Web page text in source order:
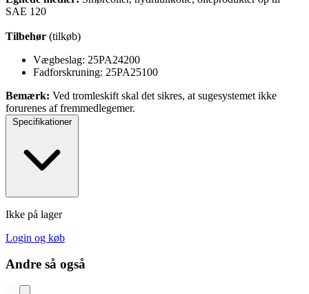
SAE 120
Tilbehør (tilkøb)
Vægbeslag: 25PA24200
Fadforskruning: 25PA25100
Bemærk: Ved tromleskift skal det sikres, at sugesystemet ikke
forurenes af fremmedlegemer.
Specifikationer
Ikke på lager
Login og køb
Andre så også